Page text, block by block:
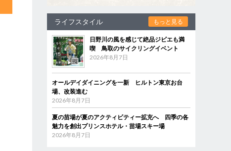
ライフスタイル もっと見る
日野川の風を感じて絶品ジビエも満
喫 鳥取のサイクリングイベント
2026年8月7日
オールデイダイニングを一新 ヒルトン東京お台
場、改装進む
2026年8月7日
夏の苗場が夏のアクティビティー拡充へ 四季の各
魅力を創出プリンスホテル・苗場スキー場
2026年8月7日